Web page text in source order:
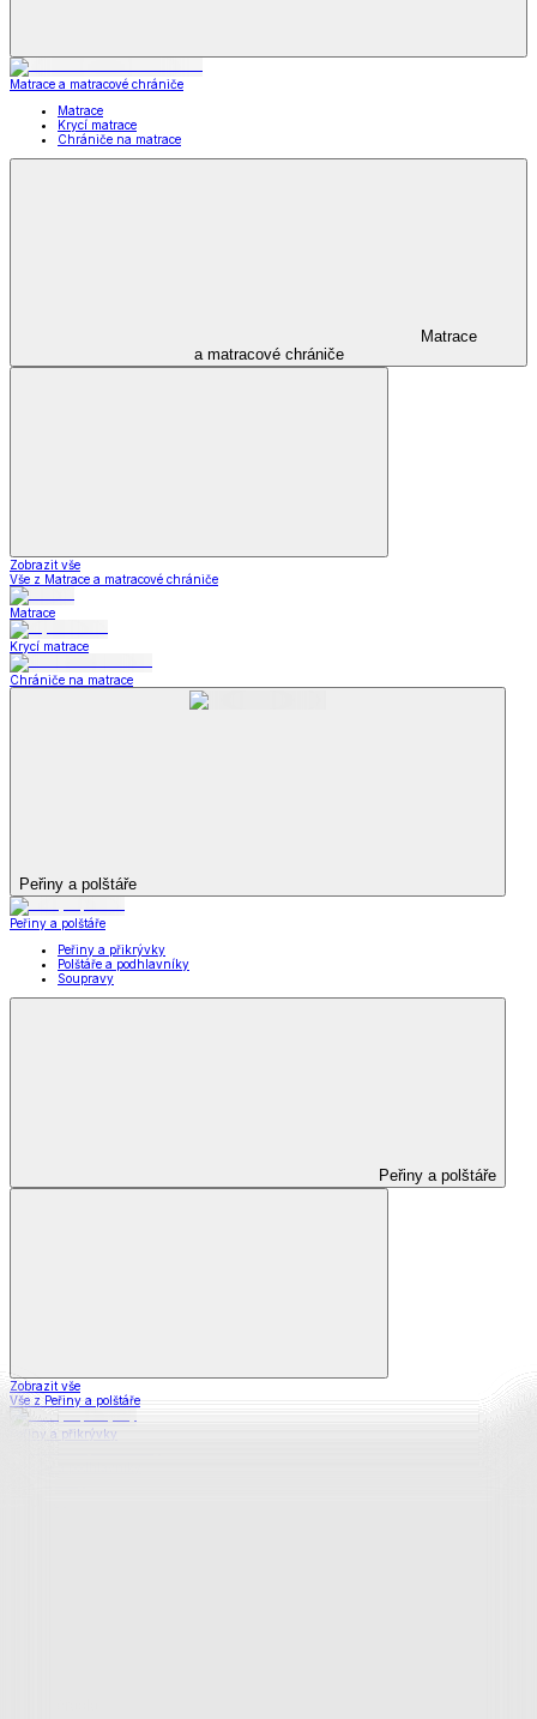
Matrace a matracové chrániče
Matrace
Krycí matrace
Chrániče na matrace
Matrace
a matracové chrániče
Zobrazit vše
Vše z Matrace a matracové chrániče
Matrace
Krycí matrace
Chrániče na matrace
Peřiny a polštáře
Peřiny a polštáře
Peřiny a přikrývky
Polštáře a podhlavníky
Soupravy
Peřiny a polštáře
Zobrazit vše
Vše z Peřiny a polštáře
Peřiny a přikrývky